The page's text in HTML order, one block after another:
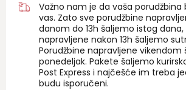
Važno nam je da vaša porudžbina
vas. Zato sve porudžbine
danom do 13h šaljemo istog
napravljene nakon 13h šaljemo
Porudžbine napravljene vikendom
ponedeljak. Pakete šaljemo
Post Express i najčešće im treba
budu isporučeni.